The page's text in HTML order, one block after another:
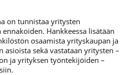
on tunnistaa yritysten
Hankkeessa lisätään
osaamista yrityskaupan ja
asioista sekä vastataan yritysten –
ja yrityksen työntekijöiden –